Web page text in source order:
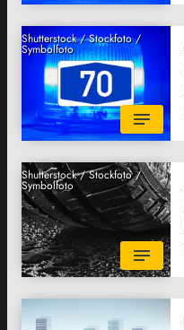
Shutterstock / Stockfoto /
Symbolfoto
Shutterstock / Stockfoto /
Symbolfoto